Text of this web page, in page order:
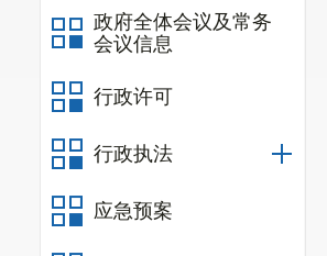
政府全体会议及常务
会议信息
行政许可
行政执法
应急预案